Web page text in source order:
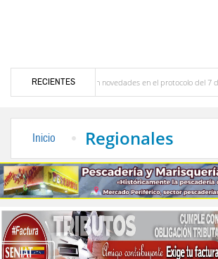
RECIENTES
y se conocieron novedades en el protocolo del 7 de agosto
Inicio Regionales